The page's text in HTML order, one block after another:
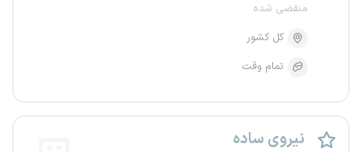
منقضی شده
کل کشور
تمام وقت
نیروی ساده